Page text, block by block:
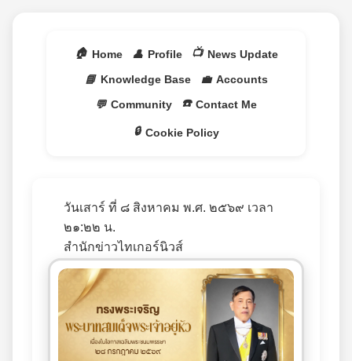
🏠 Home 👤 Profile 📺 News Update
📘 Knowledge Base 💼 Accounts
💬 Community ☎️ Contact Me
🔒 Cookie Policy
วันเสาร์ ที่ ๘ สิงหาคม พ.ศ. ๒๕๖๙ เวลา
๒๑:๒๒ น.
สำนักข่าวไทเกอร์นิวส์